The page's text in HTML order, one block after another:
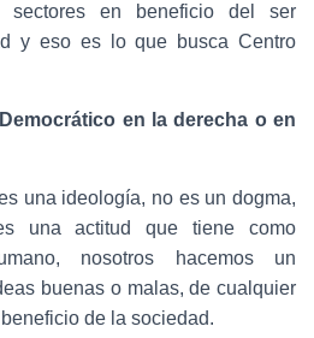
sectores en beneficio del ser
y eso es lo que busca Centro
en la derecha o en
una ideología, no es un dogma,
una actitud que tiene como
nosotros hacemos un
buenas o malas, de cualquier
de la sociedad.